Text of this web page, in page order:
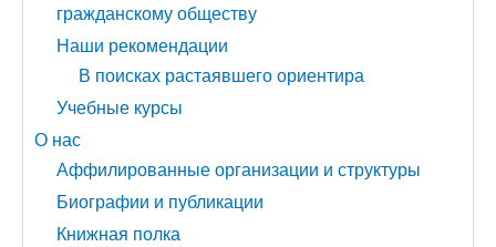
гражданскому обществу
Наши рекомендации
В поисках растаявшего ориентира
Учебные курсы
О нас
Аффилированные организации и структуры
Биографии и публикации
Книжная полка